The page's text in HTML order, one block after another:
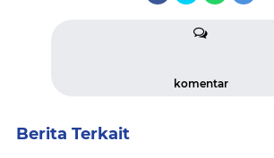
komentar
Berita Terkait